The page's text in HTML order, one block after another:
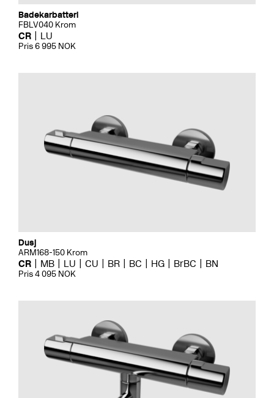
Badekarbatteri
FBLV040 Krom
CR LU
Pris 6 995 NOK
Dusj
ARM168-150 Krom
CR MB LU CU BR BC HG BrBC BN
Pris 4 095 NOK